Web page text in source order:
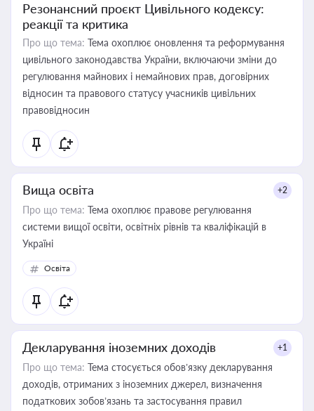
Резонансний проєкт Цивільного кодексу:
реакції та критика
Про що тема: Тема охоплює оновлення та реформування
цивільного законодавства України, включаючи зміни до
регулювання майнових і немайнових прав, договірних
відносин та правового статусу учасників цивільних
правовідносин
Вища освіта +2
Про що тема: Тема охоплює правове регулювання
системи вищої освіти, освітніх рівнів та кваліфікацій в
Україні
Освіта
Декларування іноземних доходів +1
Про що тема: Тема стосується обов’язку декларування
доходів, отриманих з іноземних джерел, визначення
податкових зобов’язань та застосування правил